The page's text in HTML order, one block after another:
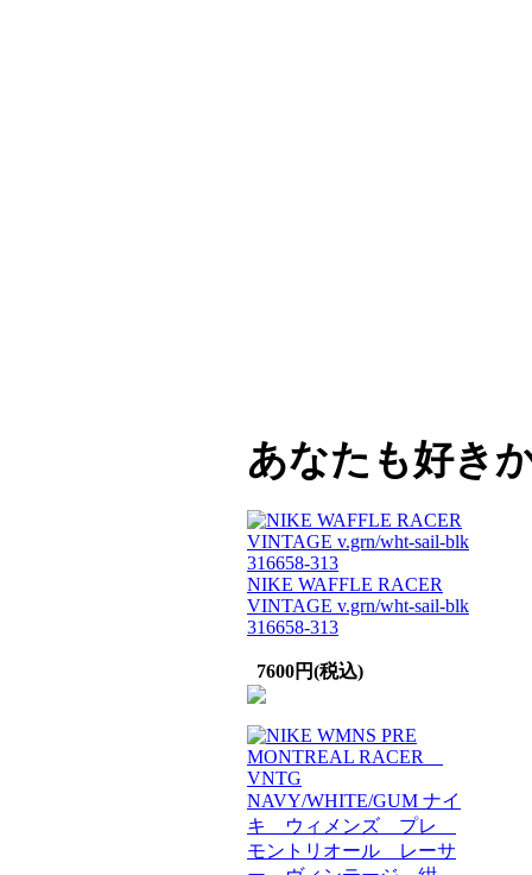
あなたも好き
NIKE WAFFLE RACER
VINTAGE v.grn/wht-sail-blk
316658-313
7600円(税込)